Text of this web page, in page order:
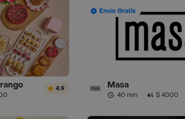
4.9
Envío Gratis
Masa
40 min · $ 4000